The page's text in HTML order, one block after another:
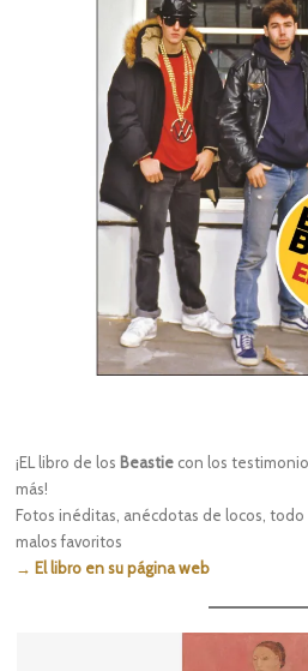
¡EL libro de los Beastie con los
más!
Fotos inéditas, anécdotas de locos,
malos favoritos
→ El libro en su página web